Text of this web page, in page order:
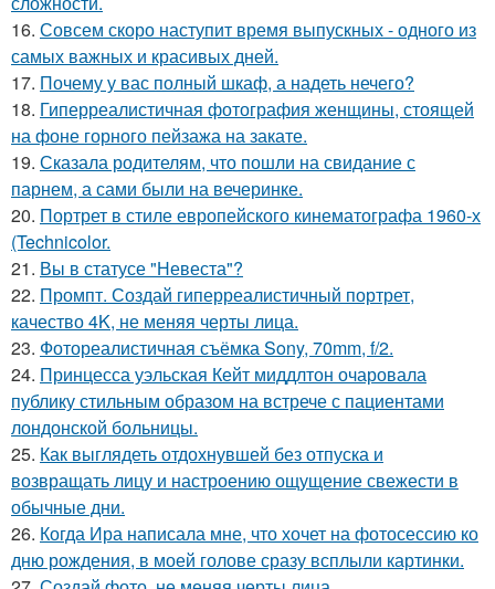
16. Совсем скоро наступит время выпускных - одного из
самых важных и красивых дней.
17. Почему у вас полный шкаф, а надеть нечего?
18. Гиперреалистичная фотография женщины, стоящей
на фоне горного пейзажа на закате.
19. Сказала родителям, что пошли на свидание с
парнем, а сами были на вечеринке.
20. Портрет в стиле европейского кинематографа 1960-х
(Technicolor.
21. Вы в статусе "Невеста"?
22. Промпт. Создай гиперреалистичный портрет,
качество 4K, не меняя черты лица.
23. Фотореалистичная съёмка Sony, 70mm, f/2.
24. Принцесса уэльская Кейт миддлтон очаровала
публику стильным образом на встрече с пациентами
лондонской больницы.
25. Как выглядеть отдохнувшей без отпуска и
возвращать лицу и настроению ощущение свежести в
обычные дни.
26. Когда Ира написала мне, что хочет на фотосессию ко
дню рождения, в моей голове сразу всплыли картинки.